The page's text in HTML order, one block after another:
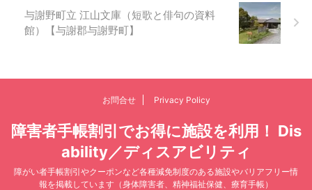
与謝野町立 江山文庫（短歌と俳句の資料
館）【与謝郡与謝野町】
お問合せ Privacy Policy
障害者手帳割引でお得に施設を利用！ Dis
ability／ディスアビリティ
障がい者手帳割引やクーポンなど各種減免制度のある施設やバリアフリー情
報を掲載しています（身体障害者、精神福祉保健、療育手帳）